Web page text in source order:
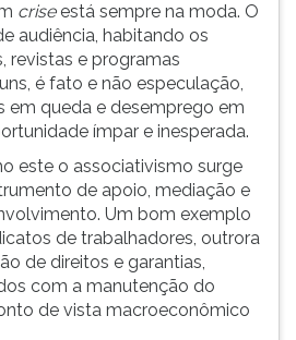
criseestá sempre na moda. O
audiência, habitando os
revistas e programas
é fato e não especulação,
em queda e desemprego em
ímpar e inesperada.
este o associativismo surge
de apoio, mediação e
Um bom exemplo
de trabalhadores, outrora
de direitos e garantias,
com a manutenção do
de vista macroeconômico